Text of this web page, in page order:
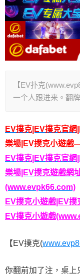
【EV扑克
一个人跟进来。翻
EV撲克|EV撲克官
樂場|EV撲克小遊
EV撲克|EV撲克官
樂場|EV撲克遊戲
(www.evpk66.com)
EV撲克小遊戲|EV
EV撲克小遊戲
【EV撲克(
你翻前加了注，桌上